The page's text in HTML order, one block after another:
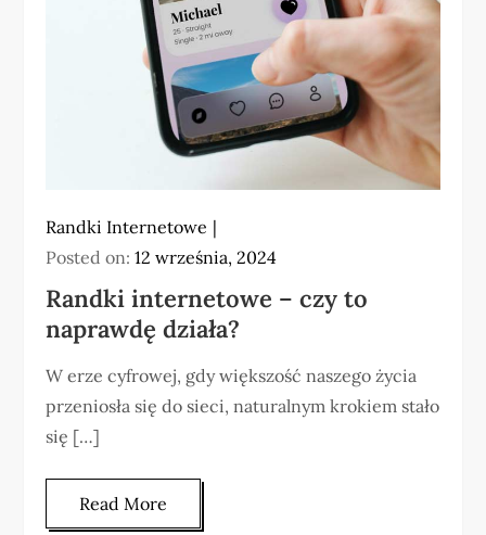
Randki Internetowe
Posted on:12 września, 2024
Randki internetowe – czy to
naprawdę działa?
W erze cyfrowej, gdy większość naszego życia
przeniosła się do sieci, naturalnym krokiem stało
się […]
Read More